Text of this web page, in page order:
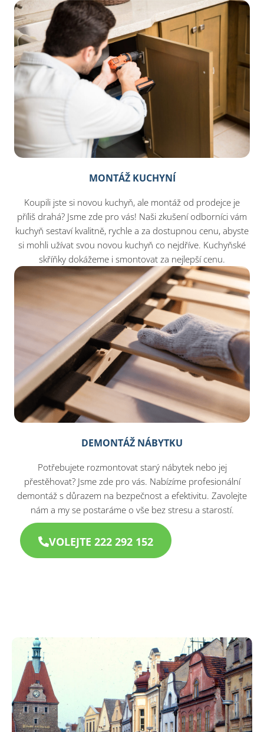
MONTÁŽ KUCHYNÍ
Koupili jste si novou kuchyň, ale montáž od prodejce je
příliš drahá? Jsme zde pro vás! Naši zkušení odborníci vám
kuchyň sestaví kvalitně, rychle a za dostupnou cenu, abyste
si mohli užívat svou novou kuchyň co nejdříve. Kuchyňské
skříňky dokážeme i smontovat za nejlepší cenu.​
DEMONTÁŽ NÁBYTKU
Potřebujete rozmontovat starý nábytek nebo jej
přestěhovat? Jsme zde pro vás. Nabízíme profesionální
demontáž s důrazem na bezpečnost a efektivitu. Zavolejte
nám a my se postaráme o vše bez stresu a starostí.​
VOLEJTE 222 292 152